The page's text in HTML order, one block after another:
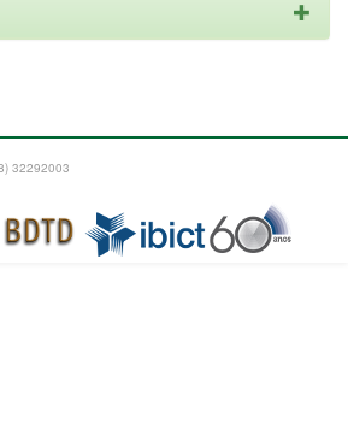
32292003